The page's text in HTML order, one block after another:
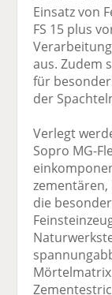
Einsatz von
FS 15 plus
aus. Zudem
für
der
Verlegt
Sopro MG-
die